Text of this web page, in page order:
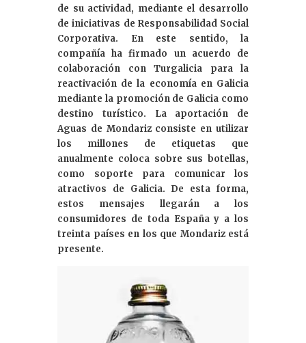
de su actividad, mediante el desarrollo
de iniciativas de Responsabilidad Social
Corporativa. En este sentido, la
compañía ha firmado un acuerdo de
colaboración con Turgalicia para la
reactivación de la economía en Galicia
mediante la promoción de Galicia como
destino turístico. La aportación de
Aguas de Mondariz consiste en utilizar
los millones de etiquetas que
anualmente coloca sobre sus botellas,
como soporte para comunicar los
atractivos de Galicia. De esta forma,
estos mensajes llegarán a los
consumidores de toda España y a los
treinta países en los que Mondariz está
presente.